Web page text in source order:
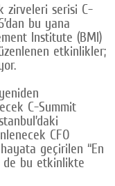
zirveleri serisi C-
bu yana
Institute (BMI)
etkinlikler;
C-Summit
CFO
geçirilen “En
de bu etkinlikte